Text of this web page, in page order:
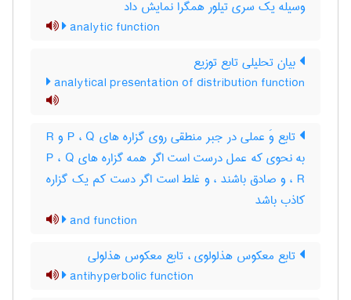
وسیله یک سری تیلور همگرا نمایش داد
analytic function
بیان تحلیلی تابع توزیع
analytical presentation of distribution function
تابع وَ عملی در جبر منطقی روی گزاره های P ، Q و R
به نحوی که عمل درست است اگر همه گزاره های P ، Q
، R و صادق باشند ، و غلط است اگر دست کم یک گزاره
کاذب باشد
and function
تابع معکوس هذلولوی ، تابع معکوس هذلولی
antihyperbolic function